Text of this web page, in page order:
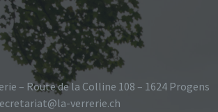
– Route de la Colline 108 – 1624 Progens
verrerie.ch